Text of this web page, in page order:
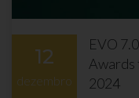
12
dezembro
EVO
Awards
2024